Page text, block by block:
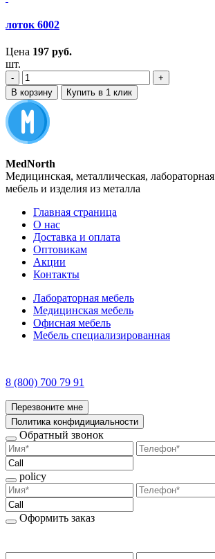
лоток 6002
Цена 197 руб.
шт.
‐
+
В корзину
Купить в 1 клик
MedNorth
Медицинская, металлическая, лабораторная
мебель и изделия из металла
Главная страница
О нас
Доставка и оплата
Оптовикам
Акции
Контакты
Лабораторная мебель
Медицинская мебель
Офисная мебель
Мебель специализированная
8 (800) 700 79 91
Перезвоните мне
Политика конфидициальности
Обратный звонок
policy
Оформить заказ